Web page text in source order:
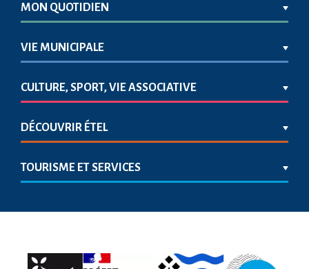
MON QUOTIDIEN
VIE MUNICIPALE
CULTURE, SPORT, VIE ASSOCIATIVE
DÉCOUVRIR ÉTEL
TOURISME ET SERVICES